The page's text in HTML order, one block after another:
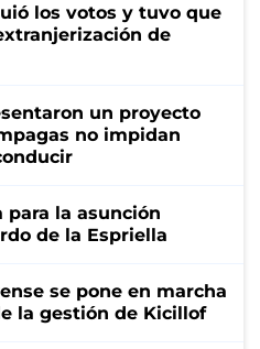
los votos y tuvo que
de
un proyecto
no impidan
para la asunción
de la Espriella
se pone en marcha
la gestión de Kicillof